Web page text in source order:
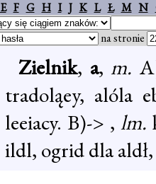
E F G H I J K L Ł M N
na stronie
Zielnik, a, m.
tradoląey, alóla
leeiacy. B)-> , lm.
ildl, ogrid dla